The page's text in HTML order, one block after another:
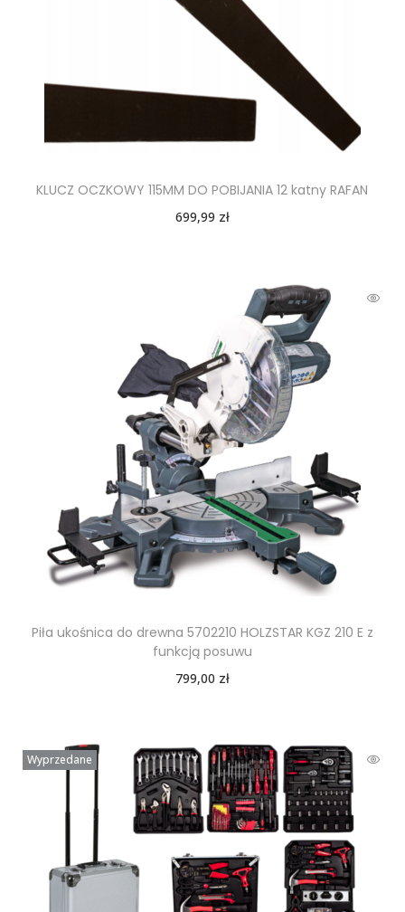
KLUCZ OCZKOWY 115MM DO POBIJANIA 12 katny RAFAN
699,99 zł
Piła ukośnica do drewna 5702210 HOLZSTAR KGZ 210 E z
funkcją posuwu
799,00 zł
Wyprzedane